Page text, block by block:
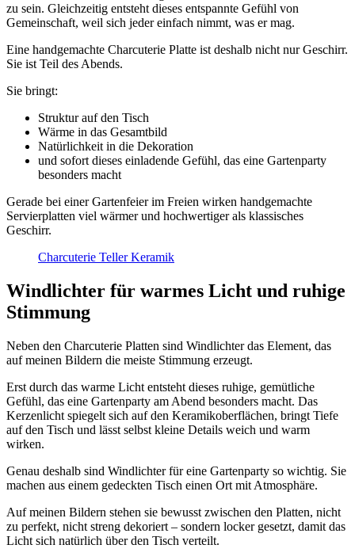
zu sein. Gleichzeitig entsteht dieses entspannte Gefühl von
Gemeinschaft, weil sich jeder einfach nimmt, was er mag.
Eine handgemachte Charcuterie Platte ist deshalb nicht nur Geschirr.
Sie ist Teil des Abends.
Sie bringt:
Struktur auf den Tisch
Wärme in das Gesamtbild
Natürlichkeit in die Dekoration
und sofort dieses einladende Gefühl, das eine Gartenparty
besonders macht
Gerade bei einer Gartenfeier im Freien wirken handgemachte
Servierplatten viel wärmer und hochwertiger als klassisches
Geschirr.
Charcuterie Teller Keramik
Windlichter für warmes Licht und ruhige
Stimmung
Neben den Charcuterie Platten sind Windlichter das Element, das
auf meinen Bildern die meiste Stimmung erzeugt.
Erst durch das warme Licht entsteht dieses ruhige, gemütliche
Gefühl, das eine Gartenparty am Abend besonders macht. Das
Kerzenlicht spiegelt sich auf den Keramikoberflächen, bringt Tiefe
auf den Tisch und lässt selbst kleine Details weich und warm
wirken.
Genau deshalb sind Windlichter für eine Gartenparty so wichtig. Sie
machen aus einem gedeckten Tisch einen Ort mit Atmosphäre.
Auf meinen Bildern stehen sie bewusst zwischen den Platten, nicht
zu perfekt, nicht streng dekoriert – sondern locker gesetzt, damit das
Licht sich natürlich über den Tisch verteilt.